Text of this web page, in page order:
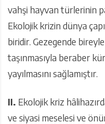
vahşi hayvan türlerinin
Ekolojik krizin dünya
biridir. Gezegende
taşınmasıyla beraber
yayılmasını sağlamıştır.
II. Ekolojik kriz
ve siyasi meselesi ve